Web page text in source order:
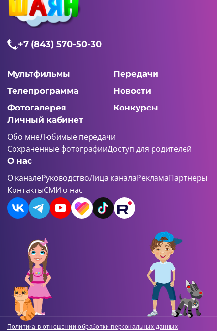
+7 (843) 570-50-30
Мультфильмы
Передачи
Телепрограмма
Новости
Фотогалерея
Конкурсы
Личный кабинет
Обо мнеЛюбимые передачи
Сохраненные фотографииДоступ для родителей
О нас
О каналеРуководствоЛица каналаРекламаПартнеры
КонтактыСМИ о нас
Политика в отношении обработки персональных данных